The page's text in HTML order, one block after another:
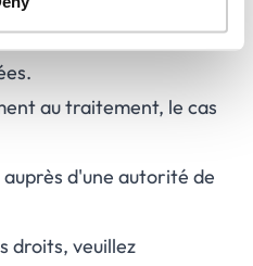
au traitement, le cas
d'une autorité de
droits, veuillez